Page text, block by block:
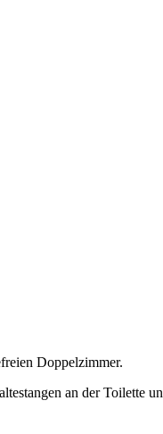
Doppelzimmer.
an der Toilette